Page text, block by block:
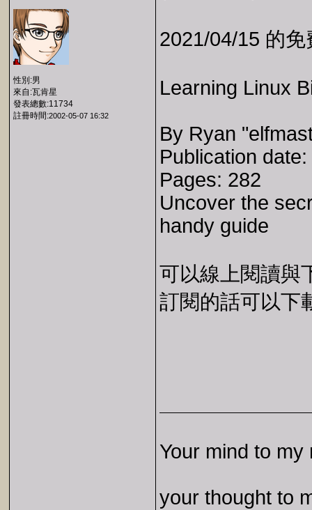
性別:男
來自:瓦肯星
發表總數:11734
註冊時間:2002-05-07 16:32
2021/04/15 的
Learning Linux
By Ryan
Publication
Pages: 282
Uncover the
handy guide
可以線上閱讀與
訂閱的話可以下
Your mind to my
your thought to